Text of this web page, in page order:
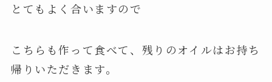
とてもよく合いますので
こちらも作って食べて、残りのオイルはお持ち
帰りいただきます。